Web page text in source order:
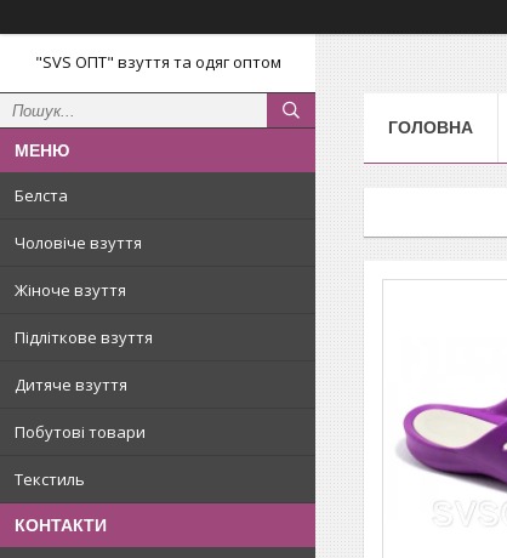
"SVS ОПТ" взуття та одяг оптом
Белста
Чоловіче взуття
Жіноче взуття
Підліткове взуття
Дитяче взуття
Побутові товари
Текстиль
КОНТАКТИ
ГОЛОВНА